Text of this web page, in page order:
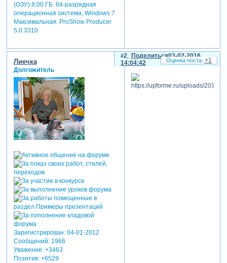
(ОЗУ) 8,00 ГБ. 64-разрядная
операционная система, Windows 7
Максимальная. ProShow Producer
5.0.3310
Поделиться
2
03-02-2016
14:04:42
Лиечка
Долгожитель
Зарегистрирован: 04-01-2012
Сообщений:1966
Уважение: +3463
Позитив: +6529
+1